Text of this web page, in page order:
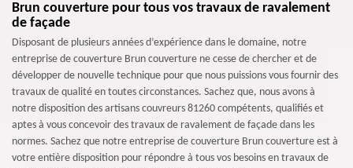
Brun couverture pour tous vos travaux de ravalement
de façade
Disposant de plusieurs années d’expérience dans le domaine, notre
entreprise de couverture Brun couverture ne cesse de chercher et de
développer de nouvelle technique pour que nous puissions vous fournir des
travaux de qualité en toutes circonstances. Sachez que, nous avons à
notre disposition des artisans couvreurs 81260 compétents, qualifiés et
aptes à vous concevoir des travaux de ravalement de façade dans les
normes. Sachez que notre entreprise de couverture Brun couverture est à
votre entière disposition pour répondre à tous vos besoins en travaux de